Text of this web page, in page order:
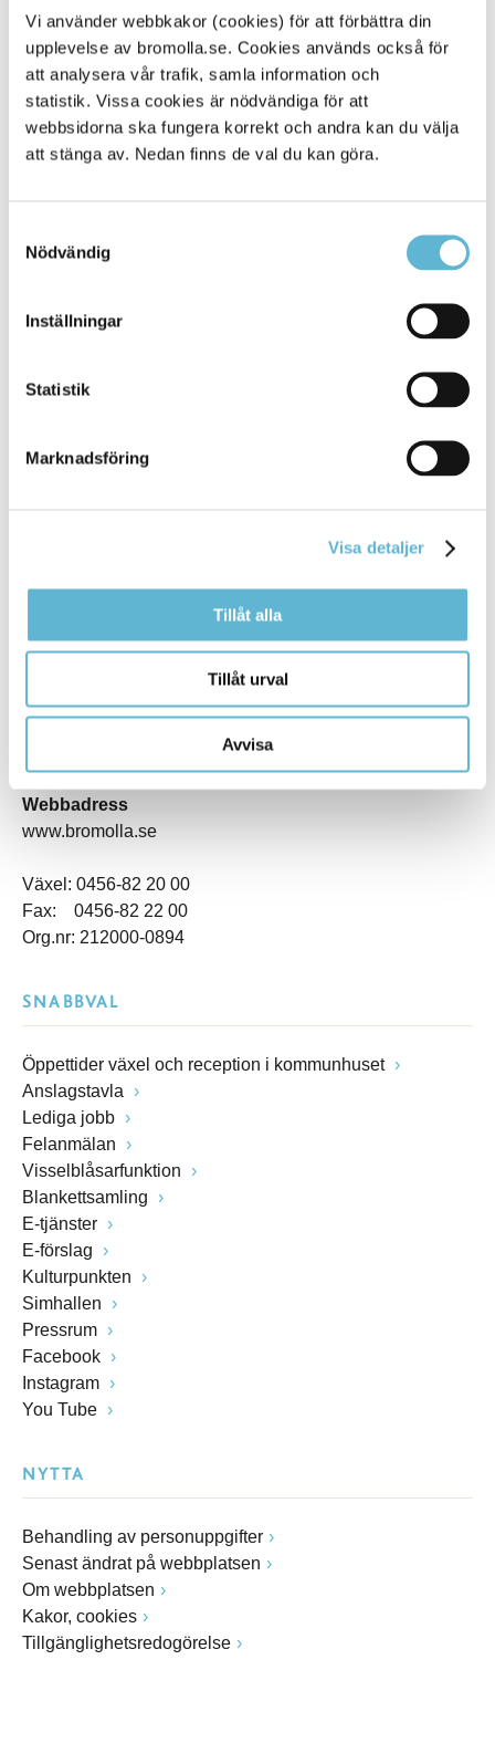
Vi använder webbkakor (cookies) för att förbättra din
upplevelse av bromolla.se. Cookies används också för
att analysera vår trafik, samla information och
statistik. Vissa cookies är nödvändiga för att
webbsidorna ska fungera korrekt och andra kan du välja
att stänga av. Nedan finns de val du kan göra.
Nödvändig
Inställningar
Statistik
Marknadsföring
Visa detaljer
Tillåt alla
Tillåt urval
Avvisa
–Jag har fått en positiv bild av verksamheten jag ska
ansvara för. Alla lyssnar och det finns en vilja och höjd i
diskussionen. Det finns verkligen en otrolig erfarenhet
bland både chefer och medarbetare, säger Anneli
Börjesdotter Tedenlid.
Tipsa och dela sidan
Besöksadress
Kommunhuset, Storgatan 48
Box 18, 295 21 Bromölla
kommunstyrelsen@bromolla.se
Webbadress
www.bromolla.se
Växel: 0456-82 20 00
Fax: 0456-82 22 00
Org.nr: 212000-0894
SNABBVAL
Öppettider växel och reception i kommunhuset
Anslagstavla
Lediga jobb
Felanmälan
Visselblåsarfunktion
Blankettsamling
E-tjänster
E-förslag
Kulturpunkten
Simhallen
Pressrum
Facebook
Instagram
You Tube
NYTTA
Behandling av personuppgifter
Senast ändrat på webbplatsen
Om webbplatsen
Kakor, cookies
Tillgänglighetsredogörelse